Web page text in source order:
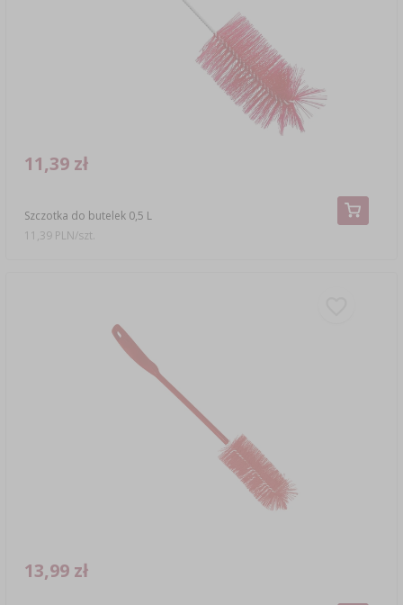
Szczotka do butelek 0,5 L
11,39 zł
11,39 PLN/szt.
13,99 zł